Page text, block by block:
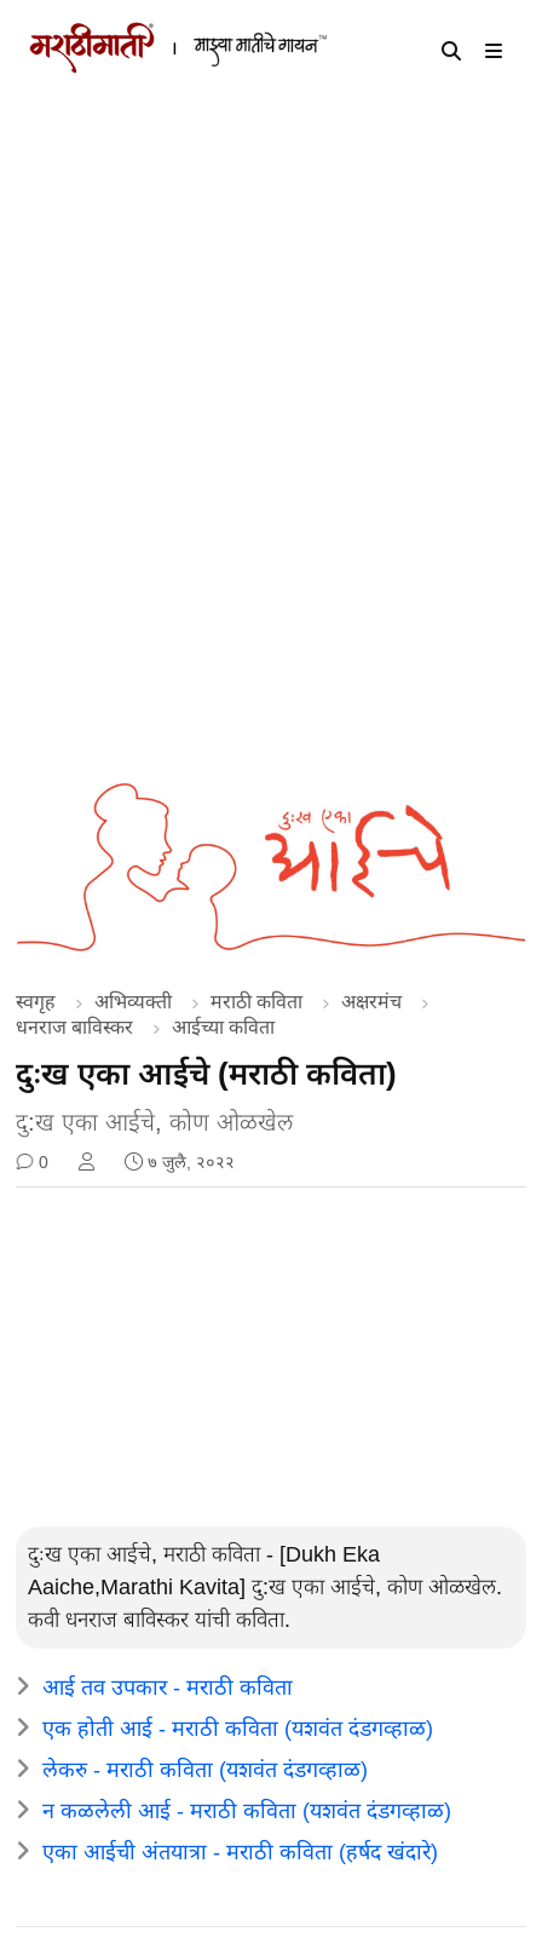
स्वगृह अभिव्यक्ती मराठी कविता
अक्षरमंच
धनराज बाविस्कर
आईच्या कविता
दुःख एका आईचे (मराठी कविता)
दु:ख एका आईचे, कोण ओळखेल
0 ७ जुलै, २०२२
दुःख एका आईचे, मराठी कविता - [Dukh Eka
Aaiche,Marathi Kavita] दु:ख एका आईचे, कोण ओळखेल.
कवी धनराज बाविस्कर यांची कविता.
आई तव उपकार - मराठी कविता
एक होती आई - मराठी कविता (यशवंत दंडगव्हाळ)
लेकरु - मराठी कविता (यशवंत दंडगव्हाळ)
न कळलेली आई - मराठी कविता (यशवंत दंडगव्हाळ)
एका आईची अंतयात्रा - मराठी कविता (हर्षद खंदारे)